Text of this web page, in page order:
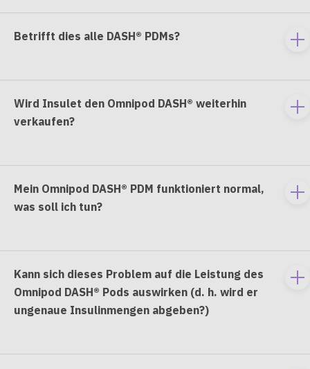
Betrifft dies alle DASH® PDMs?
Wird Insulet den Omnipod DASH® weiterhin
verkaufen?
Mein Omnipod DASH® PDM funktioniert normal,
was soll ich tun?
Kann sich dieses Problem auf die Leistung des
Omnipod DASH® Pods auswirken (d. h. wird er
ungenaue Insulinmengen abgeben?)